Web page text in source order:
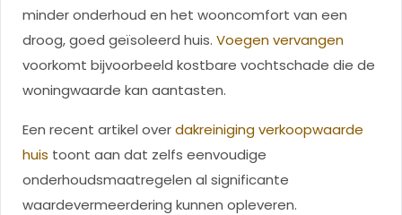
minder onderhoud en het wooncomfort van een
droog, goed geïsoleerd huis. Voegen vervangen
voorkomt bijvoorbeeld kostbare vochtschade die de
woningwaarde kan aantasten.
Een recent artikel overdakreiniging verkoopwaarde
huis toont aan dat zelfs eenvoudige
onderhoudsmaatregelen al significante
waardevermeerdering kunnen opleveren.